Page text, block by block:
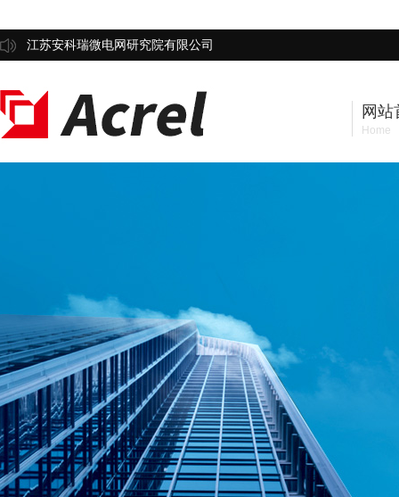
江苏安科瑞微电网研究院有限公司
网站
Home